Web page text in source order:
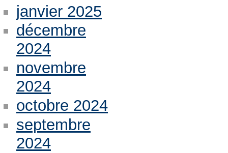
janvier 2025
décembre
2024
novembre
2024
octobre 2024
septembre
2024